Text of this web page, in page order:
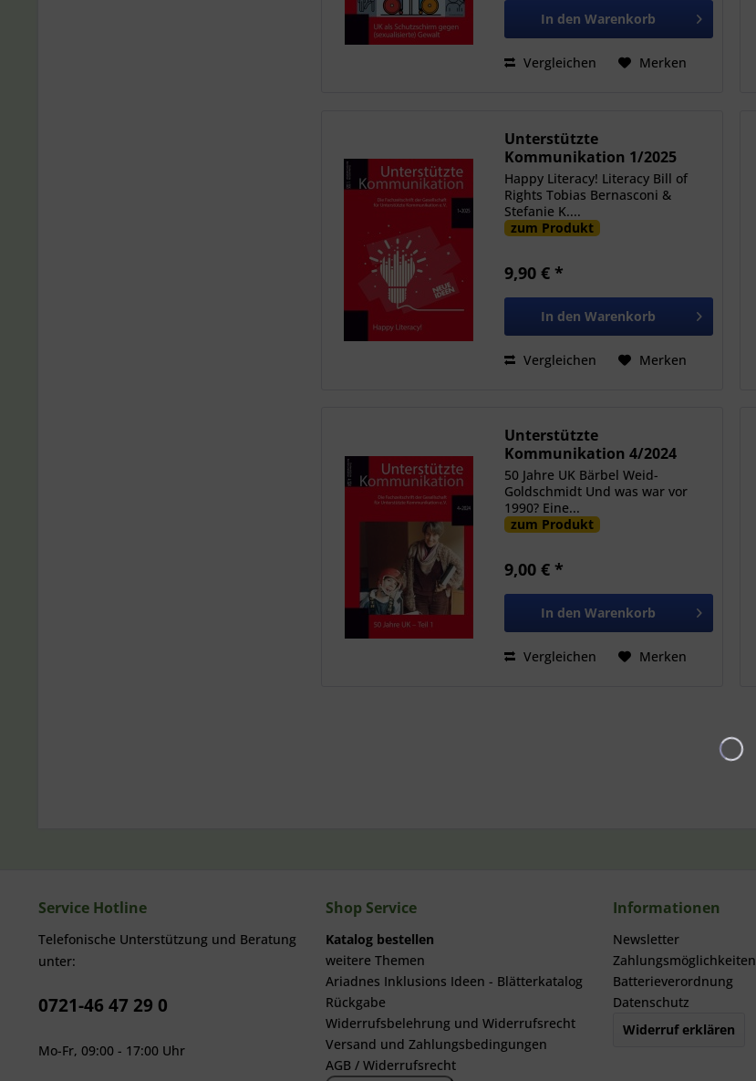
In den Warenkorb
Vergleichen Merken
Unterstützte
Kommunikation 1/2025
Happy Literacy! Literacy Bill of
Rights Tobias Bernasconi &
Stefanie K....
zum Produkt
9,90 € *
In den Warenkorb
Vergleichen Merken
Unterstützte
Kommunikation 4/2024
50 Jahre UK Bärbel Weid-
Goldschmidt Und was war vor
1990? Eine...
zum Produkt
9,00 € *
In den Warenkorb
Vergleichen Merken
Service Hotline
Telefonische Unterstützung und Beratung
unter:
0721-46 47 29 0
Mo-Fr, 09:00 - 17:00 Uhr
Shop Service
Katalog bestellen
weitere Themen
Ariadnes Inklusions Ideen - Blätterkatalog
Rückgabe
Widerrufsbelehrung und Widerrufsrecht
Versand und Zahlungsbedingungen
AGB / Widerrufsrecht
Informationen
Newsletter
Zahlungsmöglichkeiten
Batterieverordnung
Datenschutz
Widerruf erklären